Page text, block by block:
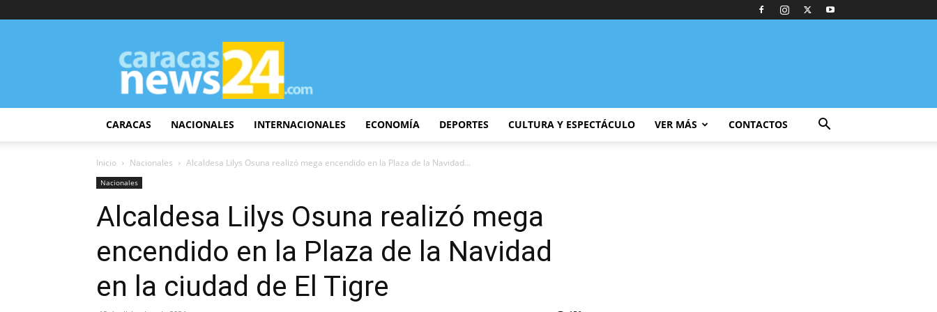
CaracasNews24
CARACAS NACIONALES INTERNACIONALES ECONOMÍA DEPORTES CULTURA Y ESPECTÁCULO VER MÁS CONTACTOS
Inicio Nacionales Alcaldesa Lilys Osuna realizó mega encendido en la Plaza de la Navidad...
Nacionales
Alcaldesa Lilys Osuna realizó mega
encendido en la Plaza de la Navidad
en la ciudad de El Tigre